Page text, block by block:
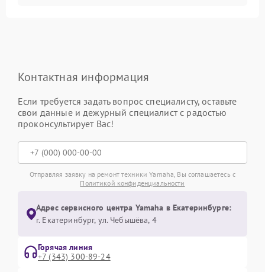
Контактная информация
Если требуется задать вопрос специалисту, оставьте
свои данные и дежурный специалист с радостью
проконсультирует Вас!
Отправляя заявку на ремонт техники Yamaha, Вы соглашаетесь с
Политикой конфиденциальности
Адрес сервисного центра Yamaha в Екатеринбурге:
г. Екатеринбург, ул. Чебышёва, 4
Горячая линия
+7 (343) 300-89-24